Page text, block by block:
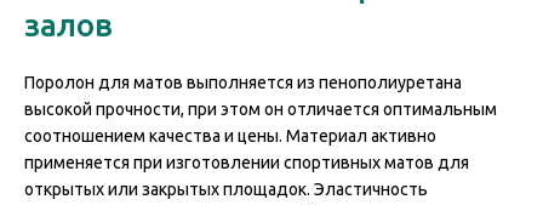
залов
Поролон для матов выполняется из пенополиуретана
высокой прочности, при этом он отличается оптимальным
соотношением качества и цены. Материал активно
применяется при изготовлении спортивных матов для
открытых или закрытых площадок. Эластичность